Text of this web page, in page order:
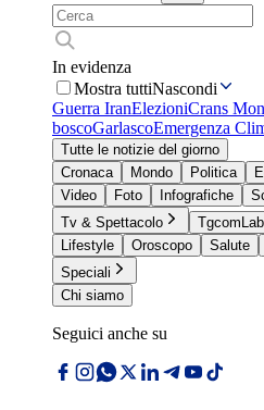
In evidenza
Mostra tuttiNascondi
Guerra IranElezioniCrans
boscoGarlascoEmergenza
Tutte le notizie del giorno
Cronaca
Mondo Politica
Video
Foto Infografiche
Tv & Spettacolo
TgcomLab
Lifestyle
Oroscopo Salute
Speciali
Chi siamo
Seguici anche su